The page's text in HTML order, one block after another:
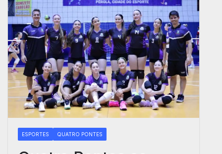
ESPORTES QUATRO PONTES